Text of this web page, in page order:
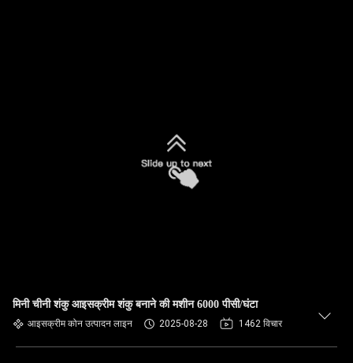
मिनी चीनी शंकु आइसक्रीम शंकु बनाने की मशीन 6000 पीसी/घंटा
आइसक्रीम कोन उत्पादन लाइन 2025-08-28 1462 विचार